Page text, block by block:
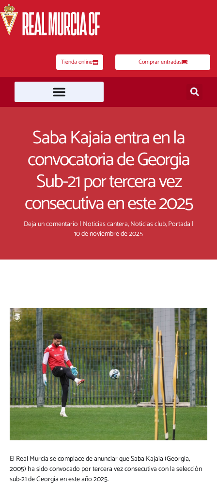
al
contenido
Tienda online Comprar entradas
Saba Kajaia entra en la
convocatoria de Georgia
Sub-21 por tercera vez
consecutiva en este 2025
Deja un comentario | Noticias cantera,Noticias club,Portada |
10 de noviembre de 2025
El Real Murcia se complace de anunciar que Saba Kajaia (Georgia,
2005) ha sido convocado por tercera vez consecutiva con la selección
sub-21 de Georgia en este año 2025.